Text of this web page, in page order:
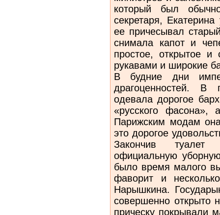
который был
секретаря,
ее причесывал
снимала капот и
простое, открытое
рукавами и широкие
В будние дни
драгоценностей. В
одевала дорогое
«русского фасона»,
Парижским модам
это дорогое
Закончив
официальную
было время малого
фаворит и
Нарышкина.
совершенно открыто
прическу покрывали